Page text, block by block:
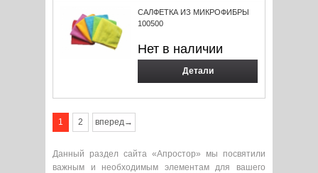
САЛФЕТКА ИЗ МИКРОФИБРЫ
100500
Нет в наличии
Детали
1 2 вперед→
Данный раздел сайта «Апростор» мы посвятили
важным и необходимым элементам для вашего